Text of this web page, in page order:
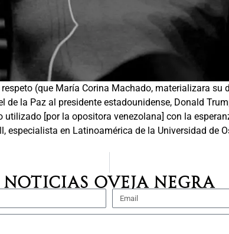
(que María Corina Machado, materializara su
de la Paz al presidente estadounidense, Donald
utilizado [por la opositora venezolana] con la
especialista en Latinoamérica de la Universidad de
NOTICIAS OVEJA NEGRA